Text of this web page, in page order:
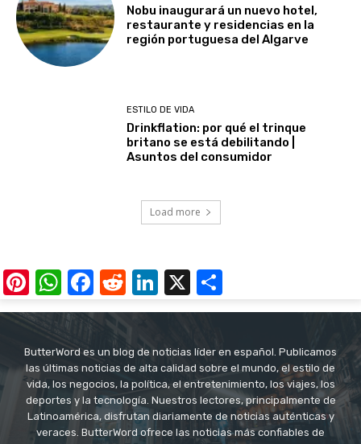
Nobu inaugurará un nuevo hotel,
restaurante y residencias en la
región portuguesa del Algarve
ESTILO DE VIDA
Drinkflation: por qué el trinque
britano se está debilitando |
Asuntos del consumidor
Load more
Pinterest
WhatsApp
Facebook
RedditLinkedIn
X
ButterWord es un blog de noticias líder en español. Publicamos
las últimas noticias de alta calidad sobre el mundo, el estilo de
vida, los negocios, la política, el entretenimiento, los viajes, los
deportes y la tecnología. Nuestros lectores, principalmente de
Latinoamérica, disfrutan diariamente de noticias auténticas y
veraces. ButterWord ofrece las noticias más confiables de